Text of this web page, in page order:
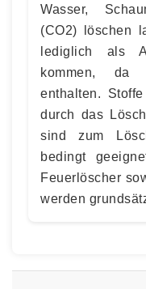
Wasser,
(CO2) löschen
lediglich als
kommen, da
enthalten.
durch das
sind zum
bedingt
Feuerlöscher
werden